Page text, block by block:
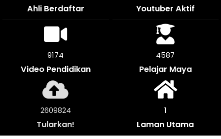
Ahli Berdaftar Youtuber Aktif
9990
Video Pendidikan
4995
Pelajar Maya
2842112
Tularkan!
1
Laman Utama